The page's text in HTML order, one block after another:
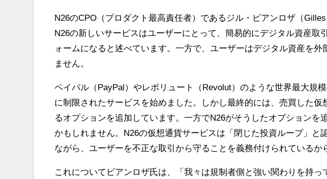
N26のCPO（プロダクト最高責任者）であるジル・ビアンロザ（Gilles
N26の新しいサービスはユーザーにとって、簡易的にデジタル資産取
ォームになると述べています。一方で、ユーザーはデジタル資産を外
ません。
ペイパル（PayPal）やレボリュート（Revolut）のような世界最大規
に制限されたサービスを始めました。しかし最終的には、売買した仮
るオプションを追加しています。一方でN26がそうしたオプションを
かもしれません。N26の仮想通貨サービスは「閉じた投資ループ」と
ながら、ユーザーを不正な取引から守ることを義務付けられているか
これについてビアンロザ氏は、「我々は規制者側と強い関わりを持っ